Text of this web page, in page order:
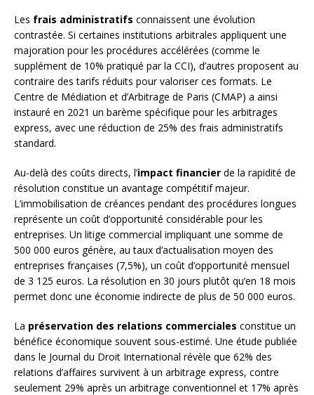
Les frais administratifs connaissent une évolution
contrastée. Si certaines institutions arbitrales appliquent une
majoration pour les procédures accélérées (comme le
supplément de 10% pratiqué par la CCI), d’autres proposent au
contraire des tarifs réduits pour valoriser ces formats. Le
Centre de Médiation et d’Arbitrage de Paris (CMAP) a ainsi
instauré en 2021 un barème spécifique pour les arbitrages
express, avec une réduction de 25% des frais administratifs
standard.
Au-delà des coûts directs, l’impact financier de la rapidité de
résolution constitue un avantage compétitif majeur.
L’immobilisation de créances pendant des procédures longues
représente un coût d’opportunité considérable pour les
entreprises. Un litige commercial impliquant une somme de
500 000 euros génère, au taux d’actualisation moyen des
entreprises françaises (7,5%), un coût d’opportunité mensuel
de 3 125 euros. La résolution en 30 jours plutôt qu’en 18 mois
permet donc une économie indirecte de plus de 50 000 euros.
La préservation des relations commerciales constitue un
bénéfice économique souvent sous-estimé. Une étude publiée
dans le Journal du Droit International révèle que 62% des
relations d’affaires survivent à un arbitrage express, contre
seulement 29% après un arbitrage conventionnel et 17% après